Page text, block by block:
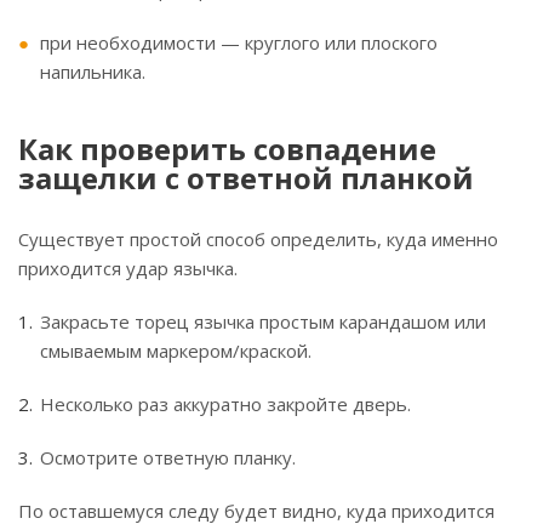
при необходимости — круглого или плоского
напильника.
Как проверить совпадение
защелки с ответной планкой
Существует простой способ определить, куда именно
приходится удар язычка.
Закрасьте торец язычка простым карандашом или
смываемым маркером/краской.
Несколько раз аккуратно закройте дверь.
Осмотрите ответную планку.
По оставшемуся следу будет видно, куда приходится